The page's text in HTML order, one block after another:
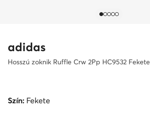
adidas
Hosszú zoknik Ruffle Crw 2Pp HC9532 Fekete
Szín: Fekete